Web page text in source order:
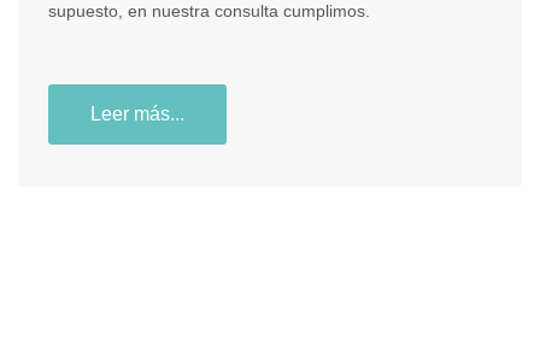
supuesto, en nuestra consulta cumplimos.
Leer más...